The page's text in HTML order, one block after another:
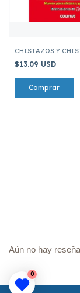
CHISTAZOS Y
$13.09 USD
Aún no hay
0